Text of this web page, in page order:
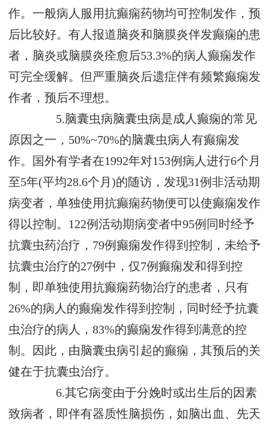
作。一般病人服用抗癫痫药物均可控制发作，预
后比较好。有人报道脑炎和脑膜炎伴发癫痫的患
者，脑炎或脑膜炎痊愈后53.3%的病人癫痫发作
可完全缓解。但严重脑炎后遗症伴有频繁癫痫发
作者，预后不理想。
5.脑囊虫病脑囊虫病是成人癫痫的常见
原因之一，50%~70%的脑囊虫病人有癫痫发
作。国外有学者在1992年对153例病人进行6个月
至5年(平均28.6个月)的随访，发现31例非活动期
病变者，单独使用抗癫痫药物便可以使癫痫发作
得以控制。122例活动期病变者中95例同时经予
抗囊虫药治疗，79例癫痫发作得到控制，未给予
抗囊虫治疗的27例中，仅7例癫痫发和得到控
制，即单独使用抗癫痫药物治疗的患者，只有
26%的病人的癫痫发作得到控制，同时经予抗囊
虫治疗的病人，83%的癫痫发作得到满意的控
制。因此，由脑囊虫病引起的癫痫，其预后的关
健在于抗囊虫治疗。
6.其它病变由于分娩时或出生后的因素
致病者，即伴有器质性脑损伤，如脑出血、先天